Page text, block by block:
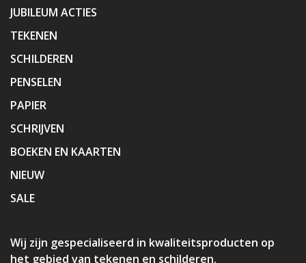
JUBILEUM ACTIES
TEKENEN
SCHILDEREN
PENSELEN
PAPIER
SCHRIJVEN
BOEKEN EN KAARTEN
NIEUW
SALE
Wij zijn gespecialiseerd in kwaliteitsproducten op
het gebied van tekenen en schilderen.